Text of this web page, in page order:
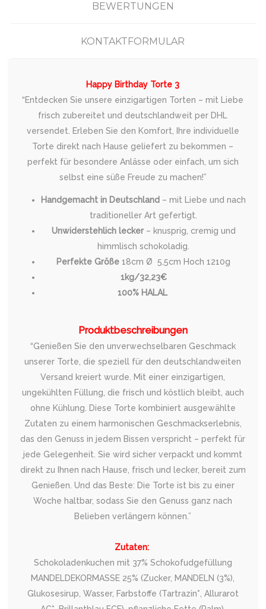
BEWERTUNGEN
KONTAKTFORMULAR
Happy Birthday Torte 3
“Entdecken Sie unsere einzigartigen Torten – mit Liebe
frisch zubereitet und deutschlandweit per DHL
versendet. Erleben Sie den Komfort, Ihre individuelle
Torte direkt nach Hause geliefert zu bekommen –
perfekt für besondere Anlässe oder einfach, um sich
selbst eine süße Freude zu machen!”
Handgemacht in Deutschland – mit Liebe und nach
traditioneller Art gefertigt.
Unwiderstehlich lecker– knusprig, cremig und
himmlisch schokoladig.
Perfekte Größe18cm Ø 5,5cm Hoch 1210g
1kg/32,23€
100% HALAL
Produktbeschreibungen
“Genießen Sie den unverwechselbaren Geschmack
unserer Torte, die speziell für den deutschlandweiten
Versand kreiert wurde. Mit einer einzigartigen,
ungekühlten Füllung, die frisch und köstlich bleibt, auch
ohne Kühlung. Diese Torte kombiniert ausgewählte
Zutaten zu einem harmonischen Geschmackserlebnis,
das den Genuss in jedem Bissen verspricht – perfekt für
jede Gelegenheit. Sie wird sicher verpackt und kommt
direkt zu Ihnen nach Hause, frisch und lecker, bereit zum
Genießen. Und das Beste: Die Torte ist bis zu einer
Woche haltbar, sodass Sie den Genuss ganz nach
Belieben verlängern können.”
Zutaten:
Schokoladenkuchen mit 37% Schokofudgefüllung
MANDELDEKORMASSE 25% (Zucker, MANDELN (3%),
Glukosesirup, Wasser, Farbstoffe (Tartrazin*, Allurarot